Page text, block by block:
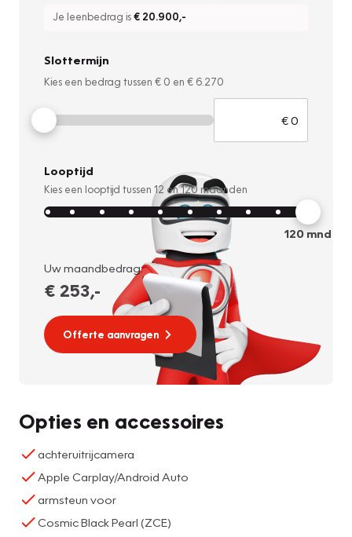
Je leenbedrag is€ 20.900,-
Slottermijn
Kies een bedrag tussen € 0 en € 6.270
Looptijd
Kies een looptijd tussen 12 en120 maanden
120mnd
Uw maandbedrag:
€ 253,-
Offerte aanvragen
Opties en accessoires
achteruitrijcamera
Apple Carplay/Android Auto
armsteun voor
Cosmic Black Pearl (ZCE)